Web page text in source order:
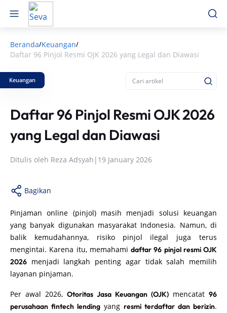
Beranda/Keuangan/
Daftar 96 Pinjol Resmi OJK 2026 yang Legal dan Diawasi
Keuangan
Daftar 96 Pinjol Resmi OJK 2026
yang Legal dan Diawasi
Ditulis oleh Reza Adsyah | 19 January 2026
Bagikan
Pinjaman online (pinjol) masih menjadi solusi keuangan
yang banyak digunakan masyarakat Indonesia. Namun, di
balik kemudahannya, risiko pinjol ilegal juga terus
mengintai. Karena itu, memahami daftar 96 pinjol resmi OJK
2026 menjadi langkah penting agar tidak salah memilih
layanan pinjaman.
Per awal 2026, Otoritas Jasa Keuangan (OJK) mencatat 96
perusahaan fintech lending yang resmi terdaftar dan berizin.